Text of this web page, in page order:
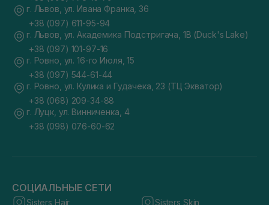
г. Львов, ул. Ивана Франка, 36
+38 (097) 611-95-94
г. Львов, ул. Академика Подстригача, 1В (Duck's Lake)
+38 (097) 101-97-16
г. Ровно, ул. 16-го Июля, 15
+38 (097) 544-61-44
г. Ровно, ул. Кулика и Гудачека, 23 (ТЦ Экватор)
+38 (068) 209-34-88
г. Луцк, ул. Винниченка, 4
+38 (098) 076-60-62
СОЦИАЛЬНЫЕ СЕТИ
Sisters Hair Sisters Skin